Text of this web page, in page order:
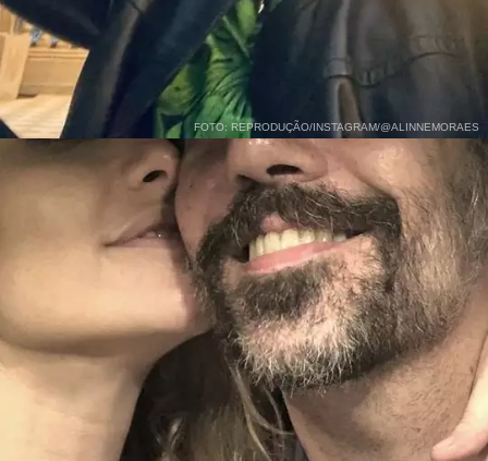
FOTO: REPRODUÇÃO/INSTAGRAM/@ALINNEMORAES